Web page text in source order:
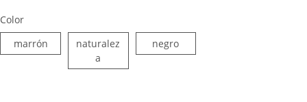
Color
marrónmarrónnaturalez
a naturaleza
negronegro